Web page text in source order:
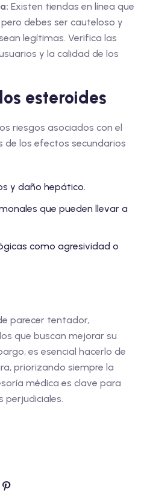
Existen tiendas en línea que
debes ser cauteloso y
legítimas. Verifica las
y la calidad de los
esteroides
riesgos asociados con el
de los efectos secundarios
y daño hepático.
que pueden llevar a
como agresividad o
parecer tentador,
que buscan mejorar su
es esencial hacerlo de
priorizando siempre la
médica es clave para
perjudiciales.